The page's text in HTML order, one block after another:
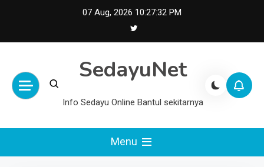
07 Aug, 2026 10:27:32 PM
SedayuNet
Info Sedayu Online Bantul sekitarnya
Menu